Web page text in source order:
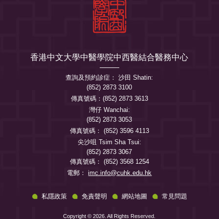
香港中文大學中醫學院中西醫結合醫務中心
查詢及預約診症： 沙田 Shatin:
(852) 2873 3100
傳真號碼：(852) 2873 3613
灣仔 Wanchai:
(852) 2873 3053
傳真號碼： (852) 3596 4113
尖沙咀 Tsim Sha Tsui:
(852) 2873 3067
傳真號碼： (852) 3568 1254
電郵：imc.info@cuhk.edu.hk
私隱政策 免責聲明 網站地圖 常見問題
Copyright © 2026. All Rights Reserved.